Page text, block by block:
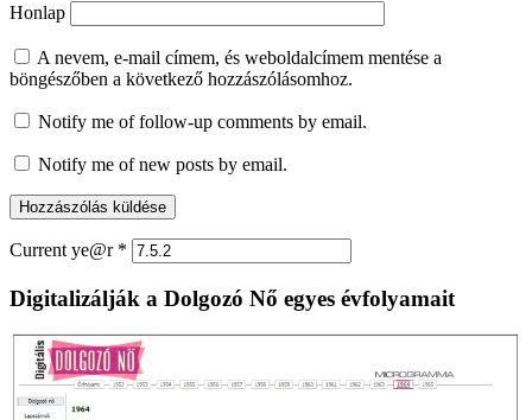
Honlap
A nevem, e-mail címem, és weboldalcímem mentése a
böngészőben a következő hozzászólásomhoz.
Notify me of follow-up comments by email.
Notify me of new posts by email.
Current ye@r *
Digitalizálják a Dolgozó Nő egyes évfolyamait